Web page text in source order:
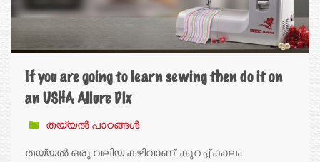
If you are going to learn sewing then do it on
an USHA Allure Dlx
തയ്യൽ പാഠങ്ങൾ
തയ്യൽ ഒരു വലിയ കഴിവാണ്. കുറച്ച് കാലം